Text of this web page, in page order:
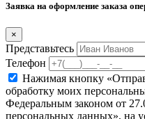
Заявка на оформление заказа
×
Представьтесь
Телефон
Нажимая кнопку
обработку моих
Федеральным законом от
персональных данных», на